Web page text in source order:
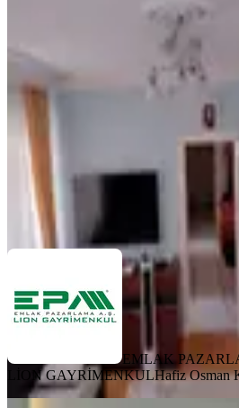
Ümraniye, Mehmet
EMLAK PAZARLAMA A.Ş EPA
Osman Kandaroğlu
EMLAK
LİON GAYRİMENKULHafiz Osman